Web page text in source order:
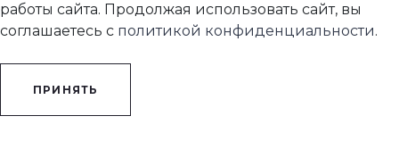
работы сайта. Продолжая использовать сайт, вы
соглашаетесь с политикой конфиденциальности.
ПРИНЯТЬ